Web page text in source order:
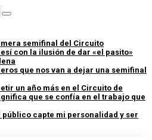
semifinal del Circuito
con la ilusión de dar «el pasito»
que nos van a dejar una semifinal
un año más en el Circuito de
que se confía en el trabajo que
público capte mi personalidad y ser